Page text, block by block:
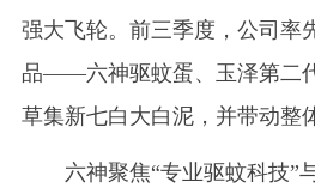
强大飞轮。前三季度，公司率
品——六神驱蚊蛋、玉泽第二
草集新七白大白泥，并带动整
六神聚焦“专业驱蚊科技”